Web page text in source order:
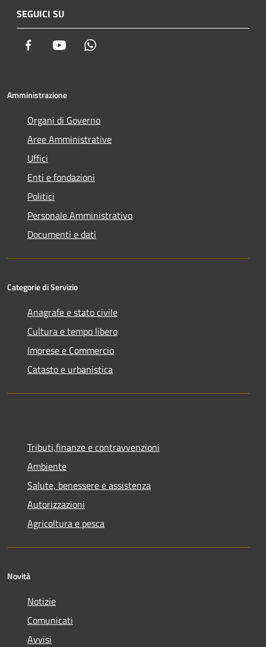
SEGUICI SU
Facebook Youtube
Amministrazione
Organi di Governo
Aree Amministrative
Uffici
Enti e fondazioni
Politici
Personale Amministrativo
Documenti e dati
Categorie di Servizio
Anagrafe e stato civile
Cultura e tempo libero
Imprese e Commercio
Catasto e urbanistica
Tributi,finanze e contravvenzioni
Ambiente
Salute, benessere e assistenza
Autorizzazioni
Agricoltura e pesca
Novità
Notizie
Comunicati
Avvisi